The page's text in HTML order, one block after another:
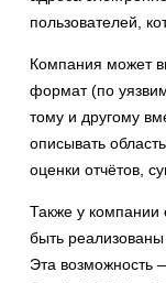
пользователей,
Компания может
формат (по
тому и другому
описывать
оценки отчётов,
Также у компании
быть
Эта возможность